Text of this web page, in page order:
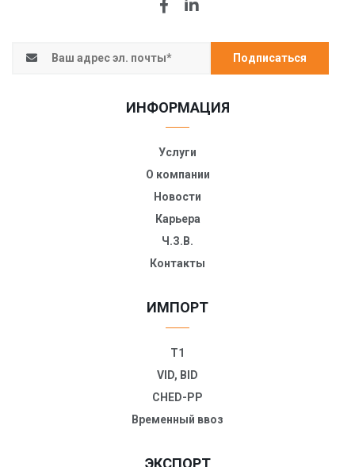
Подписаться
ИНФОРМАЦИЯ
Услуги
О компании
Новости
Карьера
Ч.З.В.
Контакты
ИМПОРТ
T1
VID, BID
CHED-PP
Временный ввоз
ЭКСПОРТ